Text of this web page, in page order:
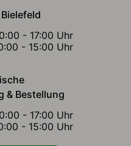
- 17:00 Uhr
- 15:00 Uhr
& Bestellung
- 17:00 Uhr
- 15:00 Uhr